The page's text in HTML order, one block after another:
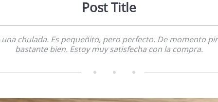
Post Title
una chulada. Es pequeñito, pero perfecto. De momento
bastante bien. Estoy muy satisfecha con la compra.